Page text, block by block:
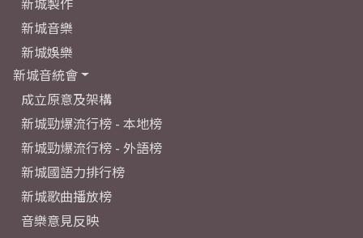
新城音樂
新城娛樂
新城音統會
成立原意及架構
新城勁爆流行榜 - 本地榜
新城勁爆流行榜 - 外語榜
新城國語力排行榜
新城歌曲播放榜
音樂意見反映